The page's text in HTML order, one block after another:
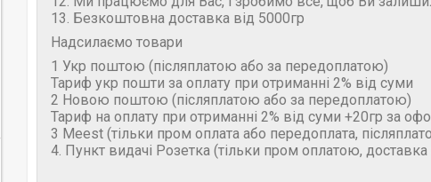
13. Безкоштовна доставка від 5000гр
Надсилаємо товари
1 Укр поштою (пiсляплатою або за передоплатою)
Тариф укр пошти за оплату при отриманні 2% від суми
2 Новою поштою (пiсляплатою або за передоплатою)
Тариф на оплату при отриманні 2% від суми +20гр за
3 Meest (тільки пром оплата або передоплата,
4. Пункт видачі Розетка (тільки пром оплатою,